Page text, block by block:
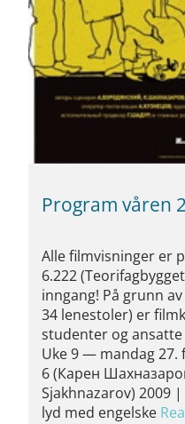
Program våren
Alle filmvisninger er
6.222
inngang! På grunn
34 lenestoler) er
studenter og
Uke 9 — mandag
6 (Карен
Sjakhnazarov) 2009
lyd med engelske